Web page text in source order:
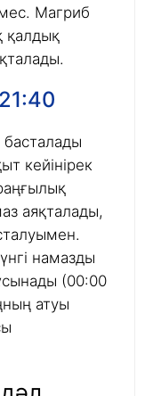
Магриб
қалдық
21:40
кейінірек
аяқталады,
намазды
(00:00
атуы